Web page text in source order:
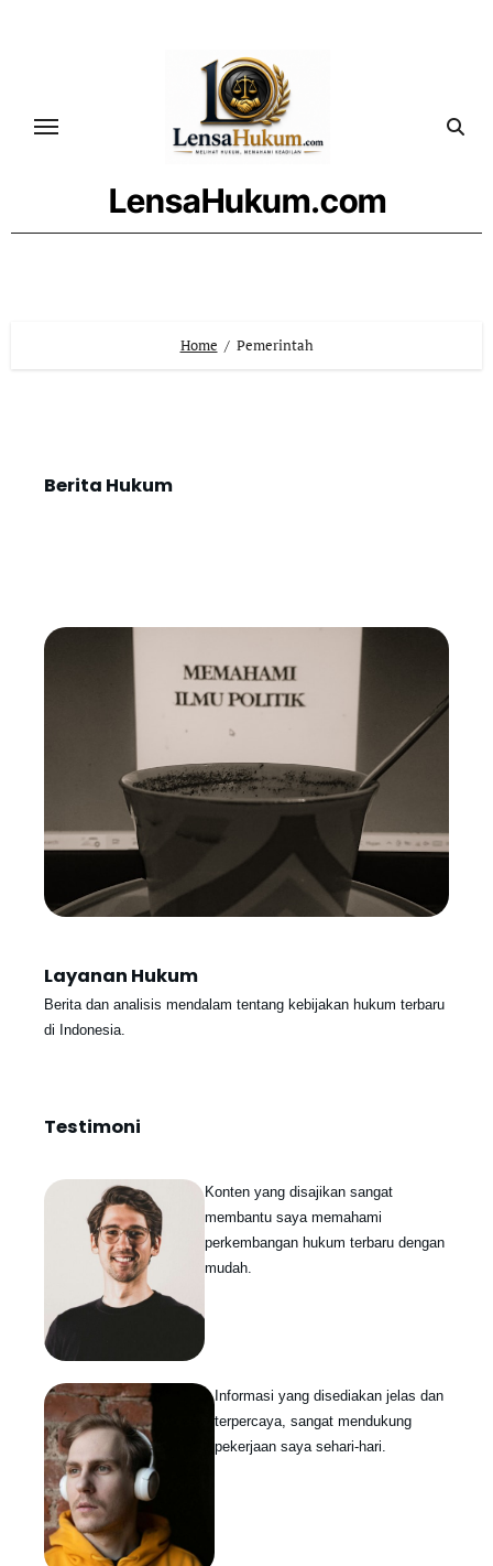
LensaHukum.com
Home Pemerintah
Berita Hukum
Layanan Hukum
Berita dan analisis mendalam tentang kebijakan hukum terbaru
di Indonesia.
Testimoni
Konten yang disajikan sangat
membantu saya memahami
perkembangan hukum terbaru dengan
mudah.
Informasi yang disediakan jelas dan
terpercaya, sangat mendukung
pekerjaan saya sehari-hari.